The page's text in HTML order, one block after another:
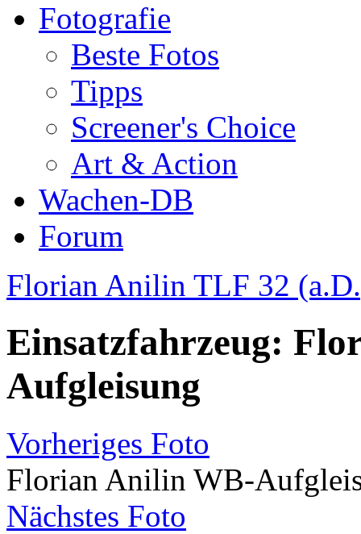
Fotografie
Beste Fotos
Tipps
Screener's Choice
Art & Action
Wachen-DB
Forum
Florian Anilin TLF 32
Einsatzfahrzeug:
Aufgleisung
Vorheriges Foto
Florian Anilin WB-
Nächstes Foto